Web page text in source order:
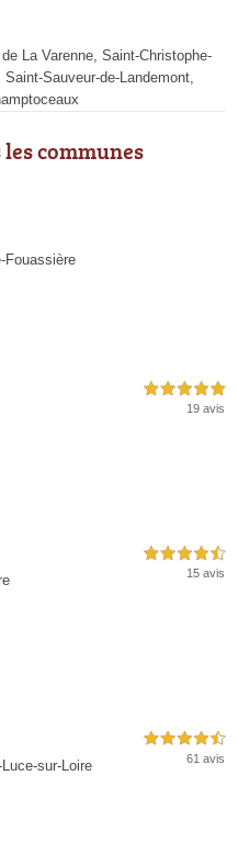
La Varenne, Saint-Christophe-
Sauveur-de-Landemont,
communes
Fouassière
5,0 étoiles sur 5
19 avis
4,5 étoiles sur 5
15 avis
sur-Loire
4,5 étoiles sur 5
61 avis